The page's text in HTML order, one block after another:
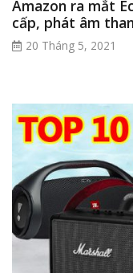
Amazon ra mắt
cấp, phát âm
20 Tháng 5, 2021